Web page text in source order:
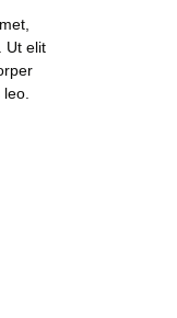
Ut elit
leo.